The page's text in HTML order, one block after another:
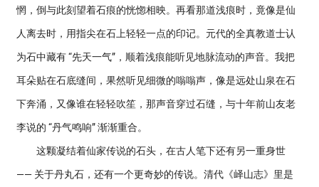
惘，倒与此刻望着石痕的恍惚相映。再看那道浅痕时，竟像是仙
人离去时，用指尖在石上轻轻一点的印记。元代的全真教道士认
为石中藏有 “先天一气”，顺着浅痕能听见地脉流动的声音。我把
耳朵贴在石底缝间，果然听见细微的嗡嗡声，像是远处山泉在石
下奔涌，又像谁在轻轻吹笙，那声音穿过石缝，与十年前山友老
李说的 “丹气鸣响” 渐渐重合。
这颗凝结着仙家传说的石头，在古人笔下还有另一重身世
—— 关于丹丸石，还有一个更奇妙的传说。清代《峄山志》里是